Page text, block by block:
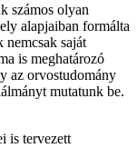
számos olyan
alapjaiban formálta
nemcsak saját
is meghatározó
az orvostudomány
mutatunk be.
is tervezett